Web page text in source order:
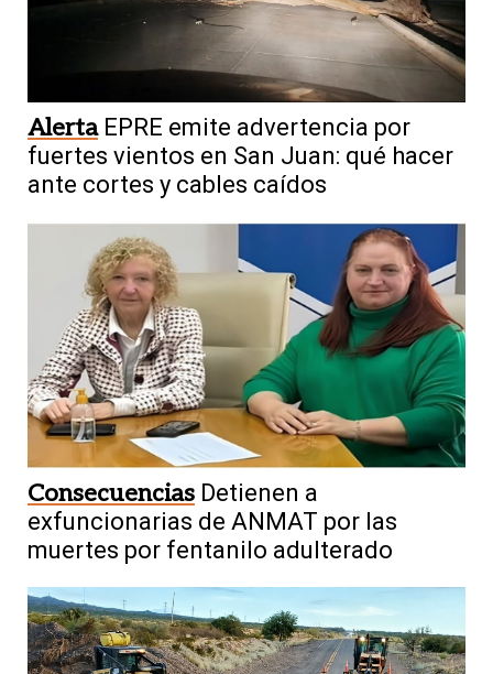
Alerta EPRE emite advertencia por
fuertes vientos en San Juan: qué hacer
ante cortes y cables caídos
Consecuencias Detienen a
exfuncionarias de ANMAT por las
muertes por fentanilo adulterado